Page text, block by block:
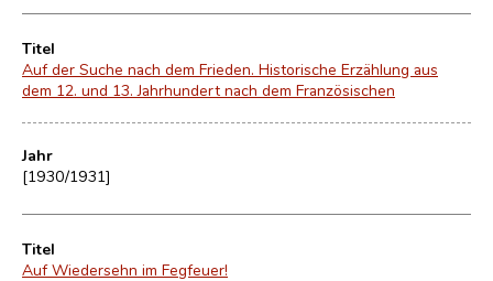
Titel
Auf der Suche nach dem Frieden. Historische Erzählung aus
dem 12. und 13. Jahrhundert nach dem Französischen
Jahr
[1930/1931]
Titel
Auf Wiedersehn im Fegfeuer!